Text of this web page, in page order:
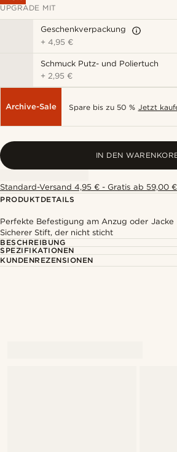
UPGRADE MIT
Geschenkverpackung
+4,95 €
Schmuck Putz- und Poliertuch
+ 2,95 €
Archive-Sale Spare bis zu 50 % Jetzt
IN DEN
Standard-Versand 4,95 € - Gratis ab 59,00 €
PRODUKTDETAILS
Perfekte Befestigung am Anzug oder Jacke
Sicherer Stift, der nicht sticht
BESCHREIBUNG
SPEZIFIKATIONEN
KUNDENREZENSIONEN